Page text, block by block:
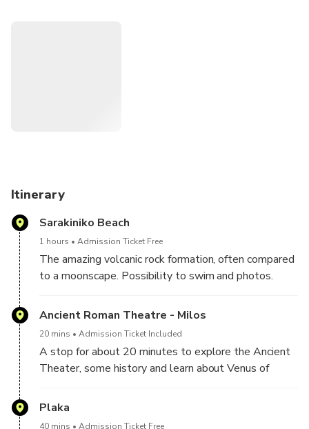
Itinerary
Sarakiniko Beach
1 hours Admission Ticket Free
The amazing volcanic rock formation, often compared
to a moonscape. Possibility to swim and photos.
Ancient Roman Theatre - Milos
20 mins Admission Ticket Included
A stop for about 20 minutes to explore the Ancient
Theater, some history and learn about Venus of
Plaka
40 mins Admission Ticket Free